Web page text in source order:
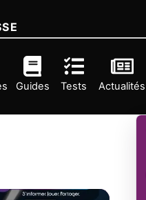
Guides Tests Actualités